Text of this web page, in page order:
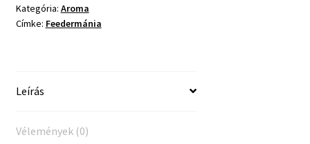
Mango-
Banana
Kategória: Aroma
Címke: Feedermánia
Leírás
Vélemények (0)